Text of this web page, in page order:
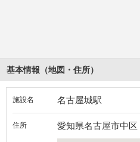
基本情報（地図・住所）
施設名 名古屋城駅
住所 愛知県名古屋市中区